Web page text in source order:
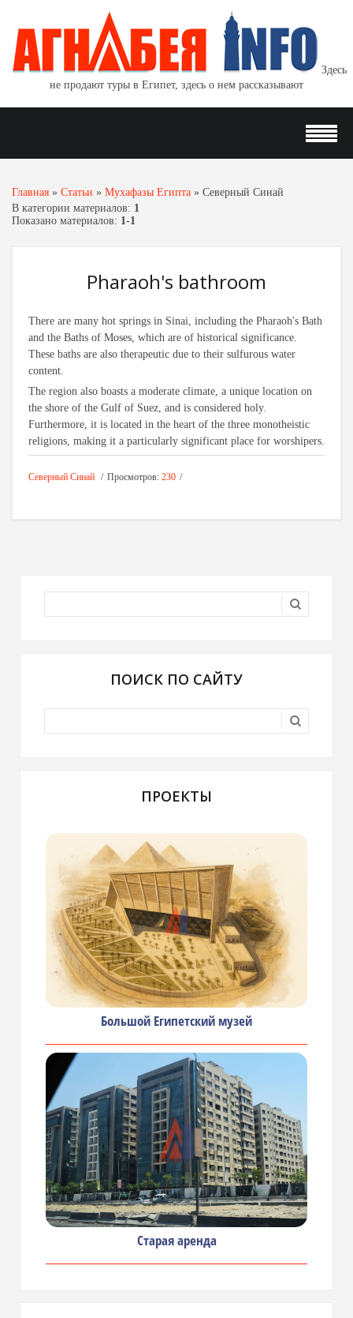
Здесь
не продают туры в Египет, здесь о нем рассказывают
Главная » Статьи » Мухафазы Египта » Северный Синай
В категории материалов: 1
Показано материалов: 1-1
Pharaoh's bathroom
There are many hot springs in Sinai, including the Pharaoh's Bath
and the Baths of Moses, which are of historical significance.
These baths are also therapeutic due to their sulfurous water
content.
The region also boasts a moderate climate, a unique location on
the shore of the Gulf of Suez, and is considered holy.
Furthermore, it is located in the heart of the three monotheistic
religions, making it a particularly significant place for worshipers.
Северный Синай Просмотров: 230
ПОИСК ПО САЙТУ
ПРОЕКТЫ
Большой Египетский музей
Старая аренда